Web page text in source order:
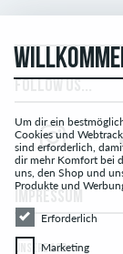
UNSERE AGB
Um dir ein
Cookies und
sind erforderlich,
dir mehr Komfort bei
uns, den Shop und
Produkte und
Erforderlich
Erforderlich
MarketingMarketing